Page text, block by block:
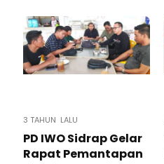
3 TAHUN LALU
PD IWO Sidrap Gelar
Rapat Pemantapan